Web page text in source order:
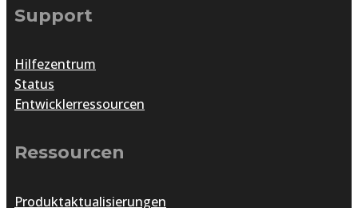
Support
Hilfezentrum
Status
Entwicklerressourcen
Ressourcen
Produktaktualisierungen